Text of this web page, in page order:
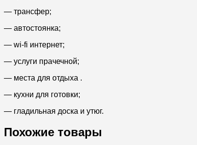
— трансфер;
— автостоянка;
— wi-fi интернет;
— услуги прачечной;
— места для отдыха .
— кухни для готовки;
— гладильная доска и утюг.
Похожие товары